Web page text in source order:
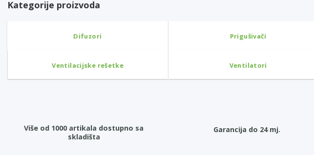
Kategorije proizvoda
Difuzori Prigušivači
Ventilacijske rešetke Ventilatori
Više od 1000 artikala dostupno sa
skladišta
Garancija do 24 mj.